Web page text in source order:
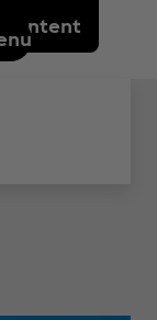
content